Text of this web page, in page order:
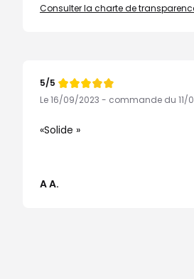
Consulter la charte de
Note
de
5/5
Le 16/09/2023 - commande du 11/
Solide
A A.